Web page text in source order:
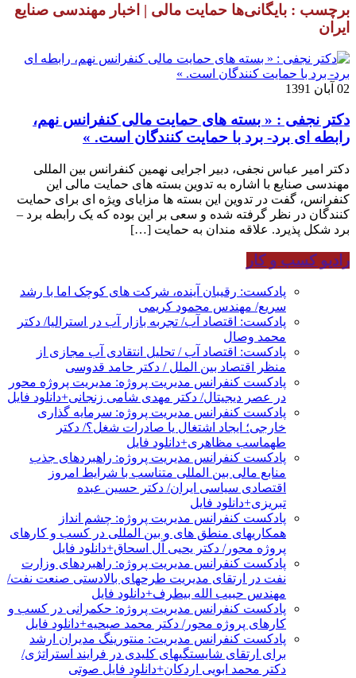
برچسب : بایگانی‌ها حمایت مالی | اخبار مهندسی صنایع
ایران
02 آبان 1391
دکتر نجفی : « بسته های حمایت مالی کنفرانس نهم،
رابطه ای برد- برد با حمایت کنندگان است. »
دکتر امیر عباس نجفی، دبیر اجرایی نهمین کنفرانس بین المللی
مهندسی صنایع با اشاره به تدوین بسته های حمایت مالی این
کنفرانس، گفت در تدوین این بسته ها مزایای ویژه ای برای حمایت
کنندگان در نظر گرفته شده و سعی بر این بوده که یک رابطه برد –
برد شکل پذیرد. علاقه مندان به حمایت […]
رادیو کسب و کار
پادکست: رقیبان آینده، شرکت های کوچک اما با رشد
سریع/ مهندس محمود کریمی
پادکست: اقتصاد آب/ تجربه بازار آب در استرالیا/ دکتر
محمد وصال
پادکست: اقتصاد آب / تحلیل انتقادی آب مجازی از
منظر اقتصاد بین الملل / دکتر حامد قدوسی
پادکست کنفرانس مدیریت پروژه: مدیریت پروژه محور
در عصر دیجیتال/ دکتر مهدی شامی زنجانی+دانلود فایل
پادکست کنفرانس مدیریت پروژه: سرمایه گذاری
خارجی؛ ایجاد اشتغال یا صادرات شغل؟/ دکتر
طهماسب مظاهری+دانلود فایل
پادکست کنفرانس مدیریت پروژه: راهبردهای جذب
منابع مالی بین المللی متناسب با شرایط امروز
اقتصادی سیاسی ایران/ دکتر حسین عبده
تبریزی+دانلود فایل
پادکست کنفرانس مدیریت پروژه: چشم انداز
همکاریهای منطق های و بین المللی در کسب و کارهای
پروژه محور/ دکتر یحیی آل اسحاق+دانلود فایل
پادکست کنفرانس مدیریت پروژه: راهبردهای وزارت
نفت در ارتقای مدیریت طرحهای بالادستی صنعت نفت/
مهندس حبیب الله بیطرف+دانلود فایل
پادکست کنفرانس مدیریت پروژه: حکمرانی در کسب و
کارهای پروژه محور/ دکتر محمد صبحیه+دانلود فایل
پادکست کنفرانس مدیریت: منتورینگ مدیران ارشد
برای ارتقای شایستگیهای کلیدی در فرایند استراتژی/
دکتر محمد ابویی اردکان+دانلود فایل صوتی